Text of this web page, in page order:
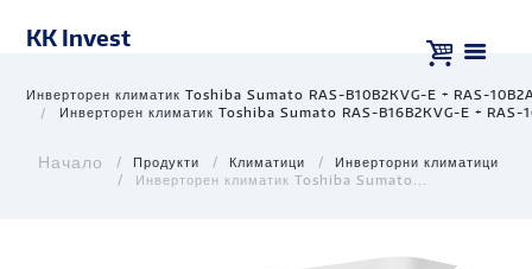
KK Invest
Инверторен климатик Toshiba Sumato RAS-B10B2KVG-E + RAS-
Инверторен климатик Toshiba Sumato RAS-B16B2KVG-E + RAS-
Продукти Климатици
Инверторни климатици
Инверторен климатик Toshiba Sumato...